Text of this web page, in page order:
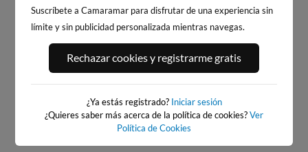
PLATJA LLARGA, SALOU
2km · Salou
0.0 m CHOPI
CALA DELS LLENGUADETS,
SALOU
2km · Salou
Suscríbete a Camaramar para disfrutar de una experiencia sin
límite y sin publicidad personalizada mientras navegas.
Rechazar cookies y registrarme gratis
¿Ya estás registrado? Iniciar sesión
¿Quieres saber más acerca de la política de cookies?Ver
Política de Cookies